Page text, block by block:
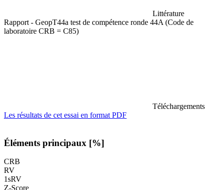
Littérature
Rapport - GeopT44a test de compétence ronde 44A (Code de
laboratoire CRB = C85)
Téléchargements
Les résultats de cet essai en format PDF
Éléments principaux [%]
CRB
RV
1sRV
Z-Score